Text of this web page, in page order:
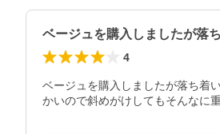
ベージュを購入しましたが落
4
ベージュを購入しましたが落ち着
かいので斜めがけしてもそんなに